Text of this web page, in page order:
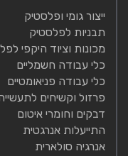
ייצור גומי ופלסטיק
תבניות לפלסטיק
מכונות וציוד היקפי
כלי עבודה חשמליים
כלי עבודה פניאומטיים
פרזול וקשיחים
דבקים וחומרי איטום
התייעלות אנרגטית
אנרגיה סולארית